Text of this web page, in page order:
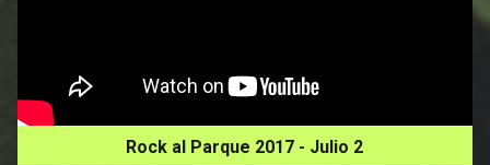
Rock al Parque 2017 - Julio 2